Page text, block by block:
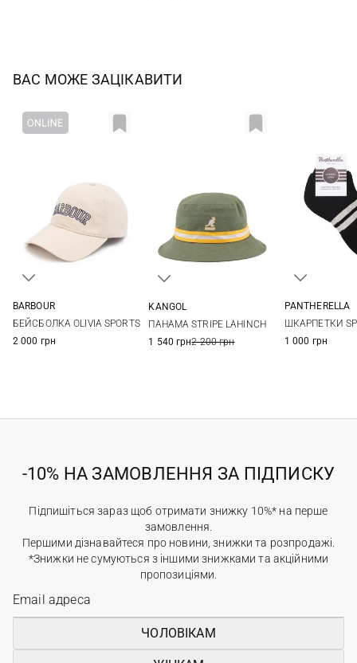
ВАС МОЖЕ ЗАЦІКАВИТИ
BARBOUR
БЕЙСБОЛКА OLIVIA SPORTS
2 000 грн
KANGOL
ПАНАМА STRIPE LAHINCH
1 540 грн2 200 грн
PANTHERELLA
ШКАРПЕТКИ
1 000 грн
-10% НА ЗАМОВЛЕННЯ ЗА ПІДПИСКУ
Підпишіться зараз щоб отримати знижку 10%* на перше
замовлення.
Першими дізнавайтеся про новини, знижки та розпродажі.
*Знижки не сумуються з іншими знижками та акційними
пропозиціями.
ЧОЛОВІКАМ